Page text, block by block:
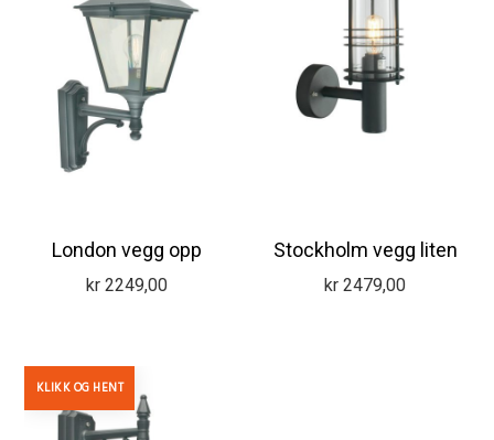
London vegg opp
kr 2249,00
Stockholm vegg liten
kr 2479,00
KLIKK OG HENT